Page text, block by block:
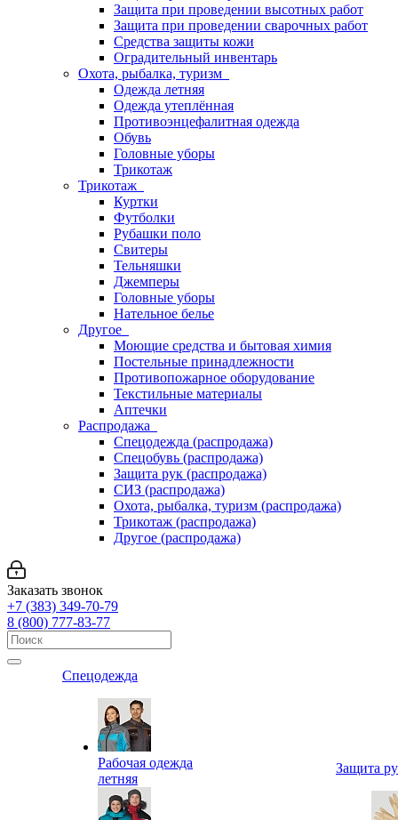
Защита при проведении высотных работ
Защита при проведении сварочных работ
Средства защиты кожи
Оградительный инвентарь
Охота, рыбалка, туризм
Одежда летняя
Одежда утеплённая
Противоэнцефалитная одежда
Обувь
Головные уборы
Трикотаж
Трикотаж
Куртки
Футболки
Рубашки поло
Свитеры
Тельняшки
Джемперы
Головные уборы
Нательное белье
Другое
Моющие средства и бытовая химия
Постельные принадлежности
Противопожарное оборудование
Текстильные материалы
Аптечки
Распродажа
Спецодежда (распродажа)
Спецобувь (распродажа)
Защита рук (распродажа)
СИЗ (распродажа)
Охота, рыбалка, туризм (распродажа)
Трикотаж (распродажа)
Другое (распродажа)
Заказать звонок
+7 (383) 349-70-79
8 (800) 777-83-77
Спецодежда
Рабочая одежда
летняя
Защита